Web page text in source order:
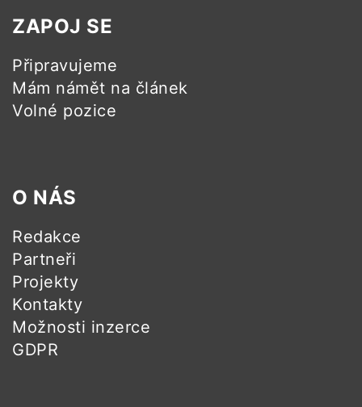
ZAPOJ SE
Připravujeme
Mám námět na článek
Volné pozice
O NÁS
Redakce
Partneři
Projekty
Kontakty
Možnosti inzerce
GDPR